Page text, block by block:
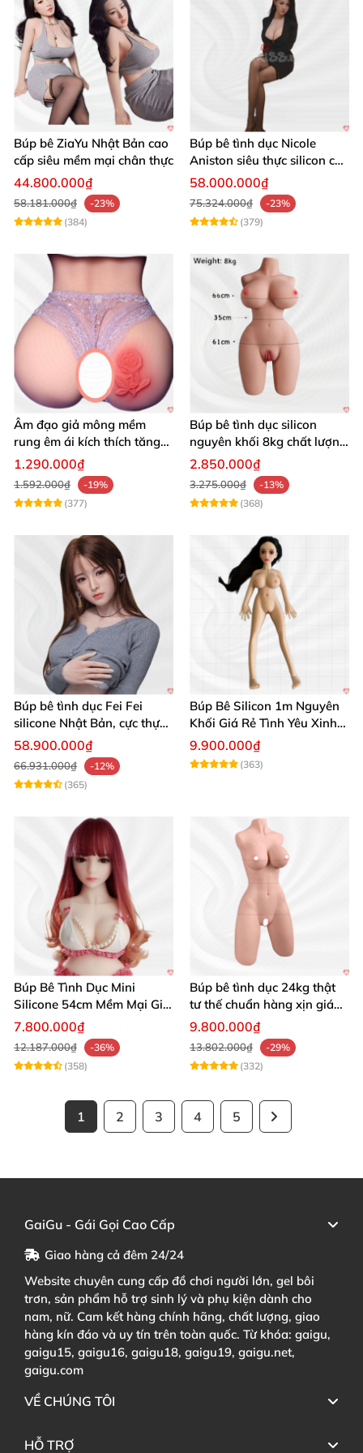
Búp bê ZiaYu Nhật Bản cao
cấp siêu mềm mại chân thực
44.800.000₫
58.181.000₫
-23%
(384)
Búp bê tình dục Nicole
Aniston siêu thực silicon cao
cấp giá tốt
58.000.000₫
75.324.000₫
-23%
(379)
Âm đạo giả mông mềm
rung êm ái kích thích tăng
khoái cảm
1.290.000₫
1.592.000₫
-19%
(377)
Búp bê tình dục silicon
nguyên khối 8kg chất lượng
cao hấp dẫn
2.850.000₫
3.275.000₫
-13%
(368)
Búp bê tình dục Fei Fei
silicone Nhật Bản, cực thực,
giá tốt
58.900.000₫
66.931.000₫
-12%
(365)
Búp Bê Silicon 1m Nguyên
Khối Giá Rẻ Tình Yêu Xinh
Đẹp
9.900.000₫
(363)
Búp Bê Tình Dục Mini
Silicone 54cm Mềm Mại Giá
Tốt Tặng Quà
7.800.000₫
12.187.000₫
-36%
(358)
Búp bê tình dục 24kg thật
tư thế chuẩn hàng xịn giá
tốt
9.800.000₫
13.802.000₫
-29%
(332)
1 2 3 4 5
GaiGu - Gái Gọi Cao Cấp
Giao hàng cả đêm 24/24
Website chuyên cung cấp đồ chơi người lớn, gel bôi
trơn, sản phẩm hỗ trợ sinh lý và phụ kiện dành cho
nam, nữ. Cam kết hàng chính hãng, chất lượng, giao
hàng kín đáo và uy tín trên toàn quốc. Từ khóa: gaigu,
gaigu15, gaigu16, gaigu18, gaigu19, gaigu.net,
gaigu.com
VỀ CHÚNG TÔI
HỖ TRỢ